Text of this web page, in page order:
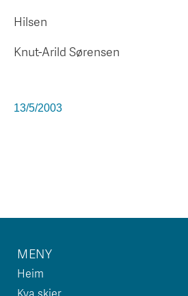
Hilsen
Knut-Arild Sørensen
13/5/2003
MENY
Heim